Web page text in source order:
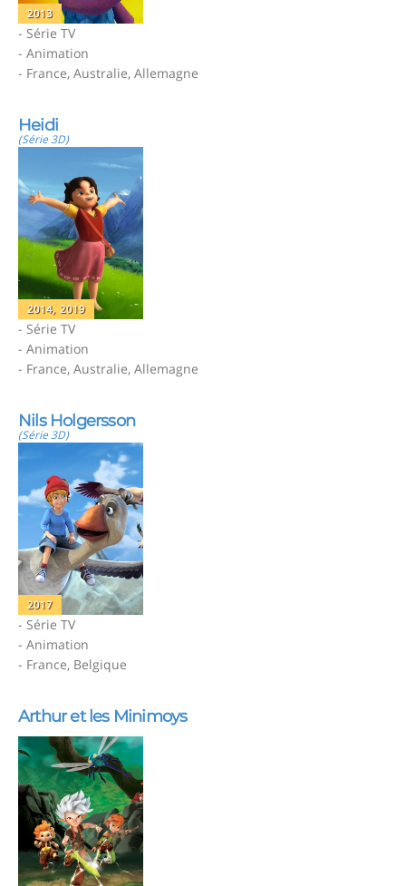
2013
- Série TV
- Animation
- France, Australie, Allemagne
Heidi
(Série 3D)
2014, 2019
- Série TV
- Animation
- France, Australie, Allemagne
Nils Holgersson
(Série 3D)
2017
- Série TV
- Animation
- France, Belgique
Arthur et les Minimoys